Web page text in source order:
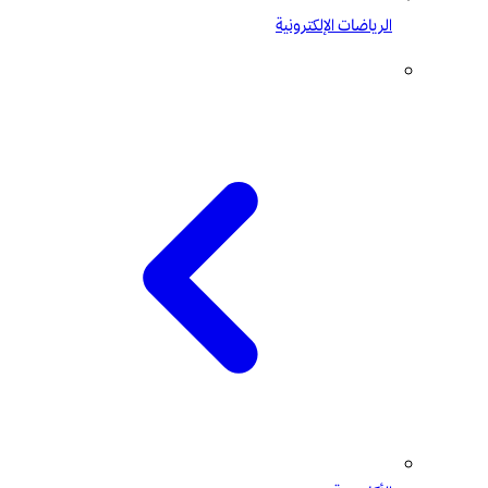
الرياضات الإلكترونية